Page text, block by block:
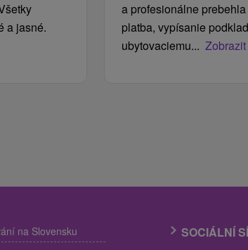
a jasné.
a profesionálne
platba, vypísanie
ubytovaciemu...
na Slovensku
SOCIÁLNÍ